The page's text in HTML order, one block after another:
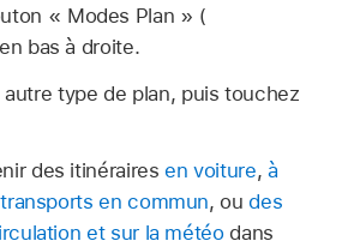
« Modes Plan » (
en bas à droite.
type de plan, puis touchez
des itinérairesen voiture, à
en commun, oudes
et sur la météodans